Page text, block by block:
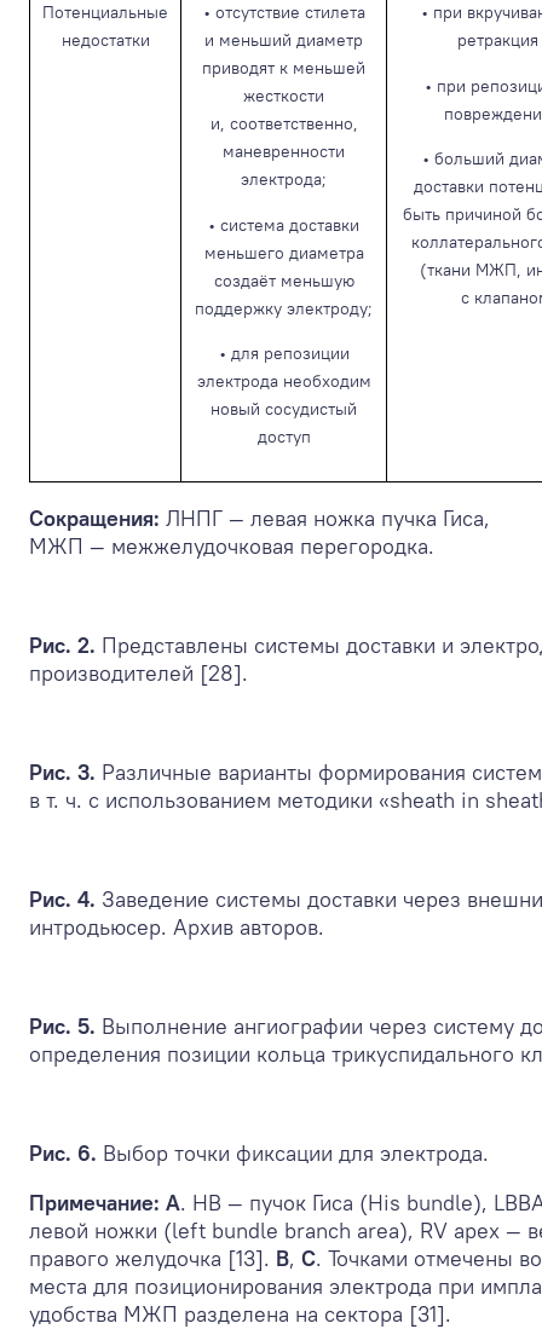
Потенциальные
недостатки
• отсутствие стилета
и меньший диаметр
приводят к меньшей
жесткости
и, соответственно,
маневренности
электрода;
• система доставки
меньшего диаметра
создаёт меньшую
поддержку электроду;
• для репозиции
электрода необходим
новый сосудистый
доступ
• при
• при
• больший
доставки
быть причиной
(ткани МЖП,
с
Сокращения: ЛНПГ — левая ножка пучка Гиса,
МЖП — межжелудочковая перегородка.
Рис. 2. Представлены системы доставки и
производителей [28].
Рис. 3. Различные варианты формирования
в т. ч. с использованием методики «sheath in
Рис. 4. Заведение системы доставки через
интродьюсер. Архив авторов.
Рис. 5. Выполнение ангиографии через систему
определения позиции кольца трикуспидального
Рис. 6. Выбор точки фиксации для электрода.
Примечание: A. HB — пучок Гиса (His bundle),
левой ножки (left bundle branch area), RV apex —
правого желудочка [13]. B, C. Точками отмечены
места для позиционирования электрода при
удобства МЖП разделена на сектора [31].